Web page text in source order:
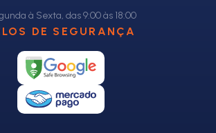
à Sexta, das 9:00 às 18:00
DE SEGURANÇA